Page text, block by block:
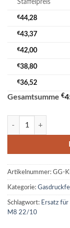
Staffelpreis
€44,28
€43,37
€42,00
€38,80
€36,52
Gesamtsumme €
Ersatz für Stabilus
Artikelnummer: GG-
Kategorie:
Schlagwort: Ersatz
M8 22/10